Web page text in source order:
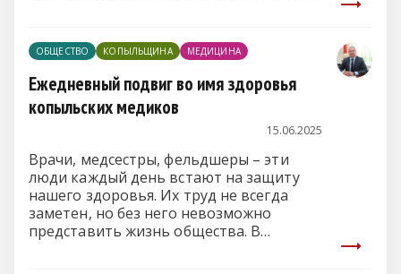
ОБЩЕСТВО КОПЫЛЬЩИНА МЕДИЦИНА
Ежедневный подвиг во имя здоровья
копыльских медиков
15.06.2025
Врачи, медсестры, фельдшеры – эти
люди каждый день встают на защиту
нашего здоровья. Их труд не всегда
заметен, но без него невозможно
представить жизнь общества. В